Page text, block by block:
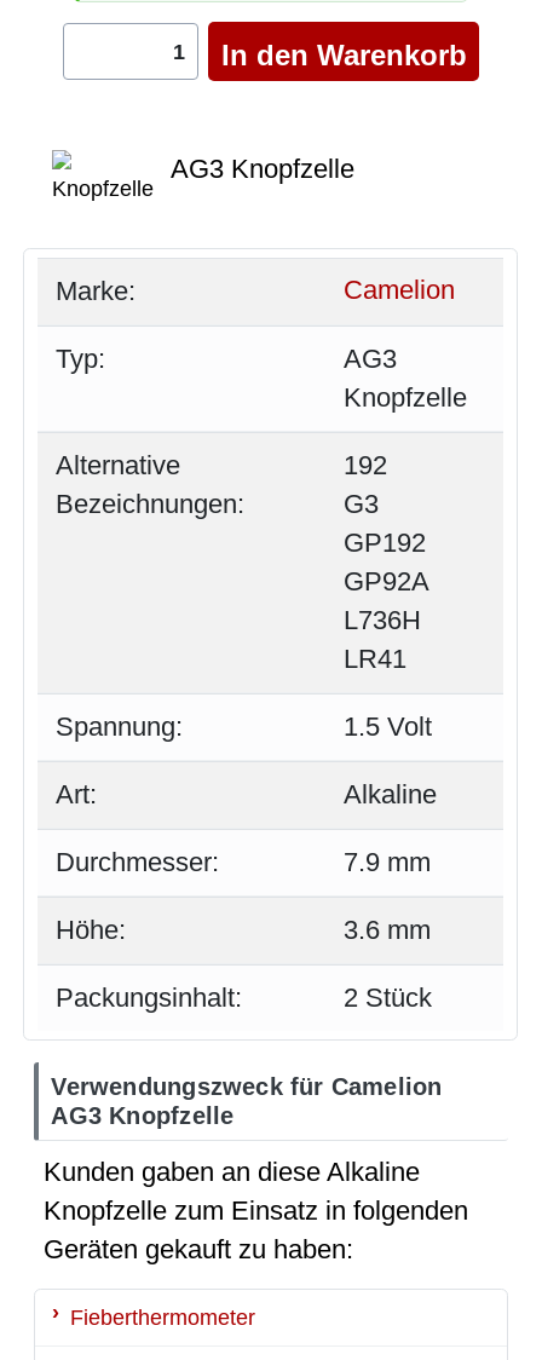
AG3 Knopfzelle
Marke: Camelion
Typ:
AG3
Knopfzelle
Alternative
Bezeichnungen:
192
G3
GP192
GP92A
L736H
LR41
Spannung: 1.5 Volt
Art: Alkaline
Durchmesser: 7.9 mm
Höhe: 3.6 mm
Packungsinhalt: 2 Stück
Verwendungszweck für Camelion
AG3 Knopfzelle
Kunden gaben an diese Alkaline
Knopfzelle zum Einsatz in folgenden
Geräten gekauft zu haben:
Fieberthermometer